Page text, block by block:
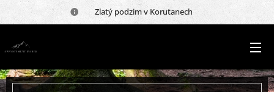
🍂 Zlatý podzim v Korutanech 🍂